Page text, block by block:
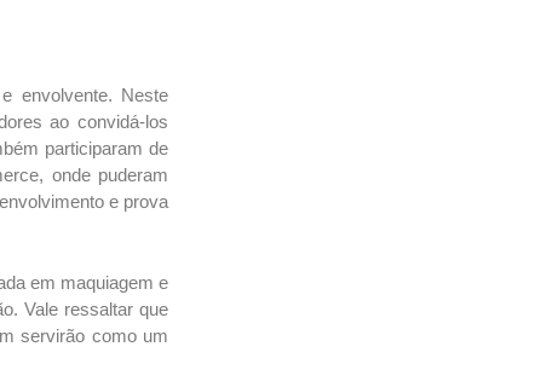
envolvente. Neste
ao convidá-los
participaram de
onde puderam
e prova
em maquiagem e
Vale ressaltar que
servirão como um